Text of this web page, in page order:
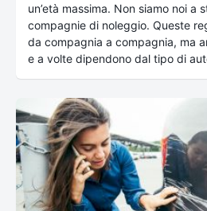
un’età massima. Non siamo noi a
compagnie di noleggio. Queste
da compagnia a compagnia, ma
e a volte dipendono dal tipo di